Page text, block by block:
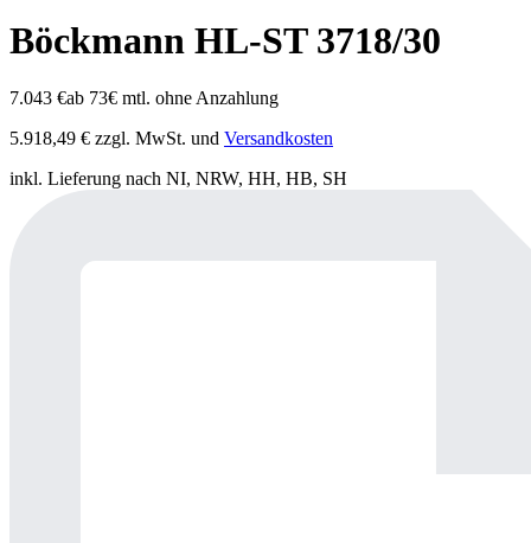
Böckmann HL-ST 3718/30
7.043 €ab 73€ mtl. ohne Anzahlung
5.918,49 € zzgl. MwSt. und Versandkosten
inkl. Lieferung nach NI, NRW, HH, HB, SH